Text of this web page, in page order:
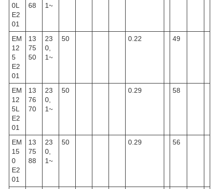
0L
E2
01
68
1~
EM
12
5
E2
01
13
75
50
23
0,
1~
50 0.22 49
EM
12
5L
E2
01
13
76
70
23
0,
1~
50 0.29 58
EM
15
0
E2
01
13
75
88
23
0,
1~
50 0.29 56